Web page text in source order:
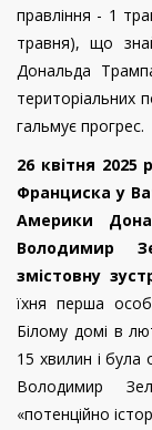
правління - 1
травня), що
Дональда
територіальних
гальмує прогрес.
26 квітня
Франциска у
Америки
Володимир
змістовну
їхня перша
Білому домі в
15 хвилин і була
Володимир
«потенційно